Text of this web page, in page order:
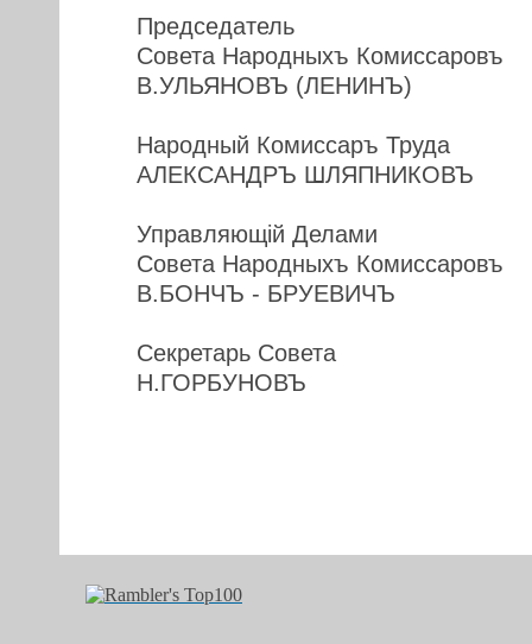
Председатель
Совета Народныхъ Комиссаровъ
В.УЛЬЯНОВЪ (ЛЕНИНЪ)
Народный Комиссаръ Труда
АЛЕКСАНДРЪ ШЛЯПНИКОВЪ
Управляющiй Делами
Совета Народныхъ Комиссаровъ
В.БОНЧЪ - БРУЕВИЧЪ
Секретарь Совета
Н.ГОРБУНОВЪ